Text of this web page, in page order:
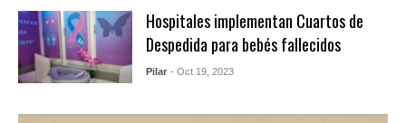
Hospitales implementan Cuartos de
Despedida para bebés fallecidos
Pilar - Oct 19, 2023